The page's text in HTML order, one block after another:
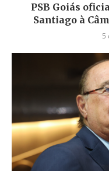
PSB Goiás
Santiago à
5